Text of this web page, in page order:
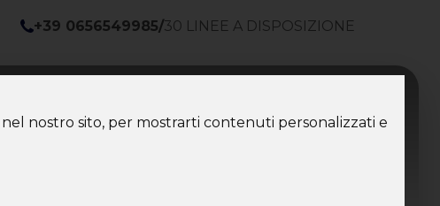
nostro sito, per mostrarti contenuti personalizzati e
+39 0656549985/30 LINEE A DISPOSIZIONE